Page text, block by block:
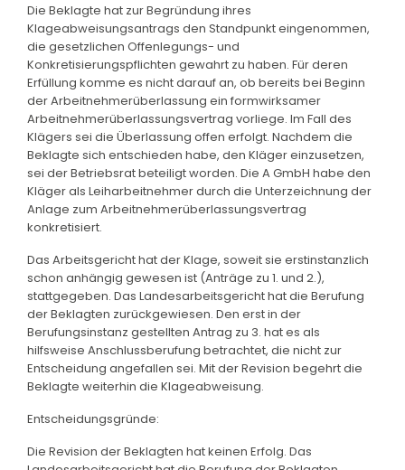
Die Beklagte hat zur Begründung ihres
Klageabweisungsantrags den Standpunkt eingenommen,
die gesetzlichen Offenlegungs- und
Konkretisierungspflichten gewahrt zu haben. Für deren
Erfüllung komme es nicht darauf an, ob bereits bei Beginn
der Arbeitnehmerüberlassung ein formwirksamer
Arbeitnehmerüberlassungsvertrag vorliege. Im Fall des
Klägers sei die Überlassung offen erfolgt. Nachdem die
Beklagte sich entschieden habe, den Kläger einzusetzen,
sei der Betriebsrat beteiligt worden. Die A GmbH habe den
Kläger als Leiharbeitnehmer durch die Unterzeichnung der
Anlage zum Arbeitnehmerüberlassungsvertrag
konkretisiert.
Das Arbeitsgericht hat der Klage, soweit sie erstinstanzlich
schon anhängig gewesen ist (Anträge zu 1. und 2.),
stattgegeben. Das Landesarbeitsgericht hat die Berufung
der Beklagten zurückgewiesen. Den erst in der
Berufungsinstanz gestellten Antrag zu 3. hat es als
hilfsweise Anschlussberufung betrachtet, die nicht zur
Entscheidung angefallen sei. Mit der Revision begehrt die
Beklagte weiterhin die Klageabweisung.
Entscheidungsgründe:
Die Revision der Beklagten hat keinen Erfolg. Das